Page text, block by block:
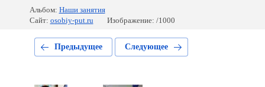
Альбом: Наши занятия
Сайт: osobiy-put.ru Изображение: /1000
Предыдущее Следующее